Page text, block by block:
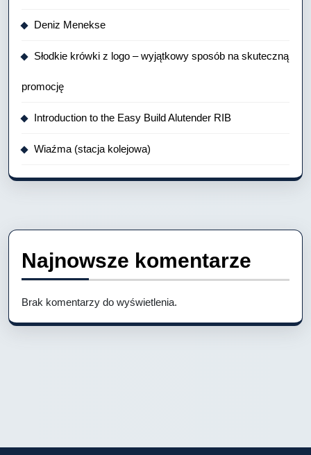
Deniz Menekse
Słodkie krówki z logo – wyjątkowy sposób na skuteczną
promocję
Introduction to the Easy Build Alutender RIB
Wiaźma (stacja kolejowa)
Najnowsze komentarze
Brak komentarzy do wyświetlenia.